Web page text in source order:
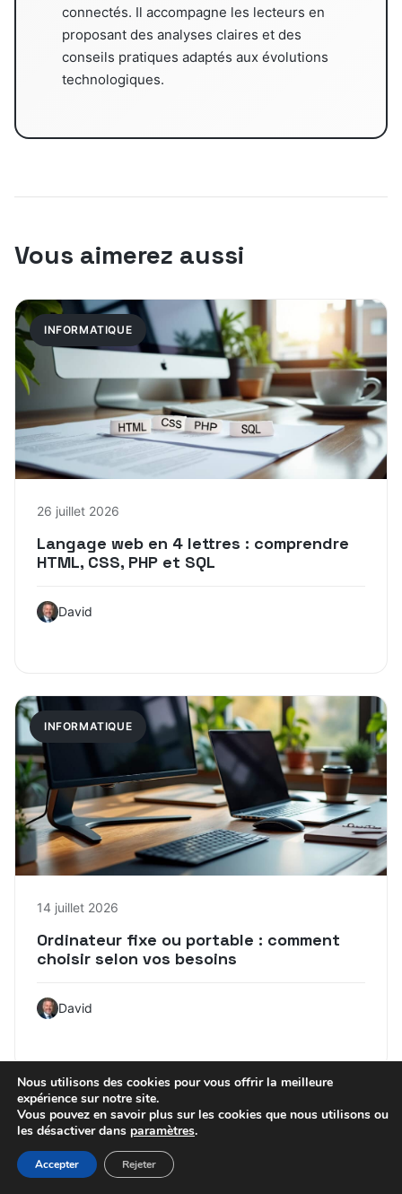
connectés. Il accompagne les lecteurs en
proposant des analyses claires et des
conseils pratiques adaptés aux évolutions
technologiques.
Vous aimerez aussi
INFORMATIQUE
26 juillet 2026
Langage web en 4 lettres : comprendre
HTML, CSS, PHP et SQL
David
INFORMATIQUE
14 juillet 2026
Ordinateur fixe ou portable : comment
choisir selon vos besoins
David
INFORMATIQUE
Nous utilisons des cookies pour vous offrir la meilleure
expérience sur notre site.
Vous pouvez en savoir plus sur les cookies que nous utilisons ou
les désactiver dans paramètres.
Accepter Rejeter